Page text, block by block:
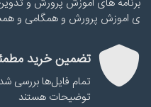
ی اموزش پرورش و همگامی و
تضمین خرید
تمام فایل‌ها بررسی
توضیحات هستند